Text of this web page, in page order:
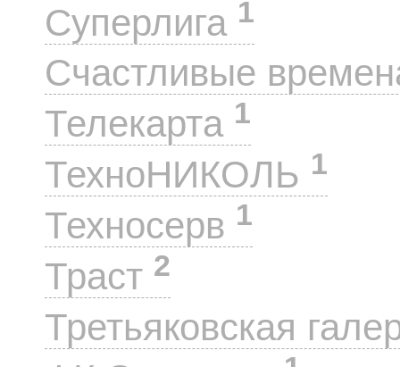
Суперлига 1
Счастливые
Телекарта 1
ТехноНИКОЛЬ 1
Техносерв 1
Траст 2
Третьяковская